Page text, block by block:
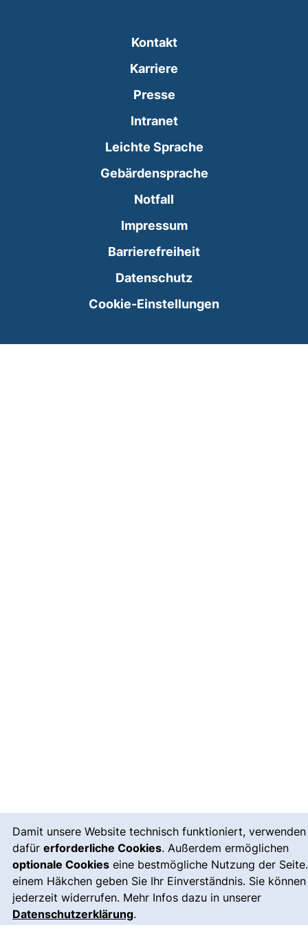
Damit unsere Website technisch funktioniert,
dafür erforderliche Cookies. Außerdem ermöglichen
optionale Cookies eine bestmögliche Nutzung der
einem Häkchen geben Sie Ihr Einverständnis. Sie können
jederzeit widerrufen. Mehr Infos dazu in unserer
Datenschutzerklärung.
Kontakt
Karriere
Presse
Intranet(externer Link, öffnet
Leichte Sprache
Gebärdensprache
Notfall
Impressum
Barrierefreiheit
Datenschutz
Cookie-Einstellungen